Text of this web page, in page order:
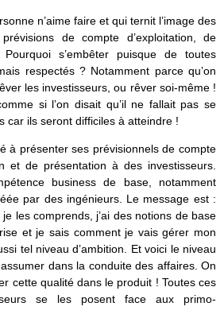
n’aime faire et qui ternit l’image des
de compte d’exploitation, de
s’embêter puisque de toutes
respectés ? Notamment parce qu’on
les investisseurs, ou rêver soi-même !
si l’on disait qu’il ne fallait pas se
car ils seront difficiles à atteindre !
à présenter ses prévisionnels de compte
et de présentation à des investisseurs.
business de base, notamment
par des ingénieurs. Le message est :
les comprends, j’ai des notions de base
et je sais comment je vais gérer mon
tel niveau d’ambition. Et voici le niveau
dans la conduite des affaires. On
cette qualité dans le produit ! Toutes ces
se les posent face aux primo-